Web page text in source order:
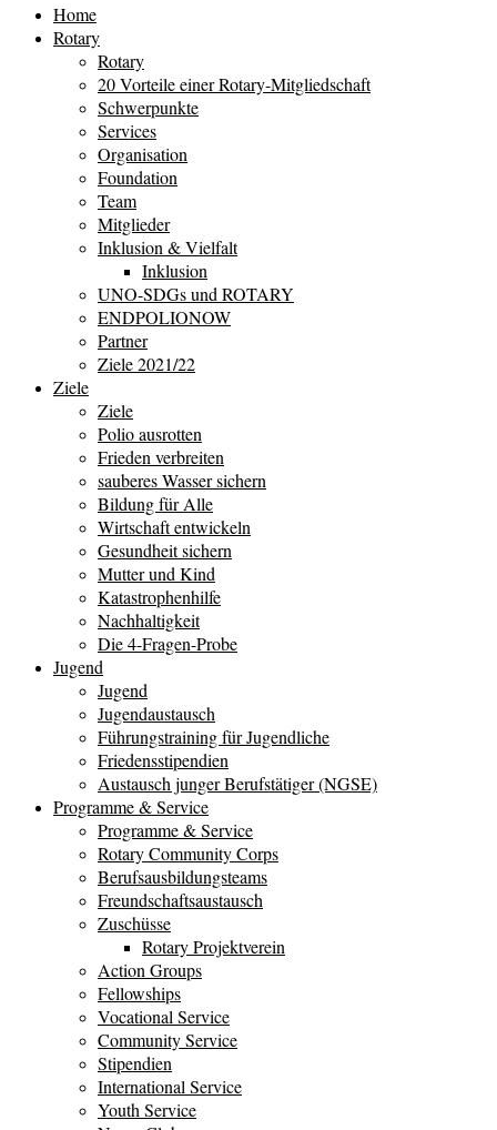
Home
Rotary
Rotary
20 Vorteile einer Rotary-Mitgliedschaft
Schwerpunkte
Services
Organisation
Foundation
Team
Mitglieder
Inklusion & Vielfalt
Inklusion
UNO-SDGs und ROTARY
ENDPOLIONOW
Partner
Ziele 2021/22
Ziele
Ziele
Polio ausrotten
Frieden verbreiten
sauberes Wasser sichern
Bildung für Alle
Wirtschaft entwickeln
Gesundheit sichern
Mutter und Kind
Katastrophenhilfe
Nachhaltigkeit
Die 4-Fragen-Probe
Jugend
Jugend
Jugendaustausch
Führungstraining für Jugendliche
Friedensstipendien
Austausch junger Berufstätiger (NGSE)
Programme & Service
Programme & Service
Rotary Community Corps
Berufsausbildungsteams
Freundschaftsaustausch
Zuschüsse
Rotary Projektverein
Action Groups
Fellowships
Vocational Service
Community Service
Stipendien
International Service
Youth Service